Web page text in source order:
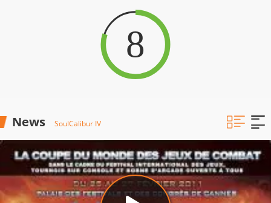
8
News SoulCalibur IV